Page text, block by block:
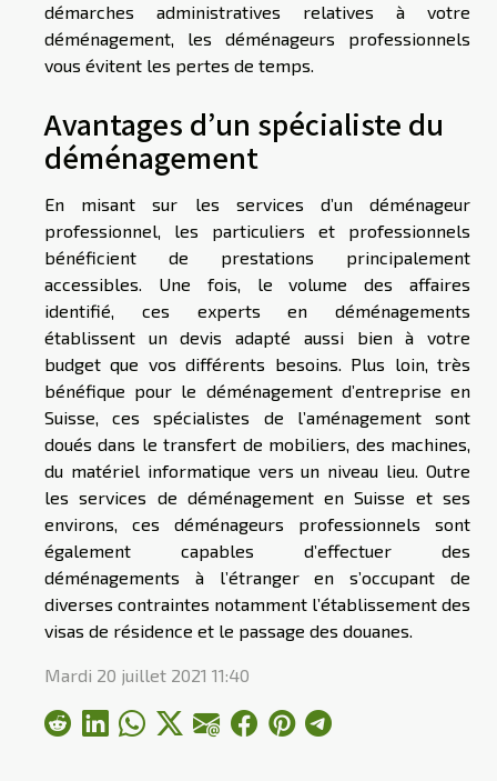
démarches administratives relatives à votre
déménagement, les déménageurs professionnels
vous évitent les pertes de temps.
Avantages d’un spécialiste du
déménagement
En misant sur les services d’un déménageur
professionnel, les particuliers et professionnels
bénéficient de prestations principalement
accessibles. Une fois, le volume des affaires
identifié, ces experts en déménagements
établissent un devis adapté aussi bien à votre
budget que vos différents besoins. Plus loin, très
bénéfique pour le déménagement d’entreprise en
Suisse, ces spécialistes de l’aménagement sont
doués dans le transfert de mobiliers, des machines,
du matériel informatique vers un niveau lieu. Outre
les services de déménagement en Suisse et ses
environs, ces déménageurs professionnels sont
également capables d’effectuer des
déménagements à l’étranger en s’occupant de
diverses contraintes notamment l’établissement des
visas de résidence et le passage des douanes.
Mardi 20 juillet 2021 11:40